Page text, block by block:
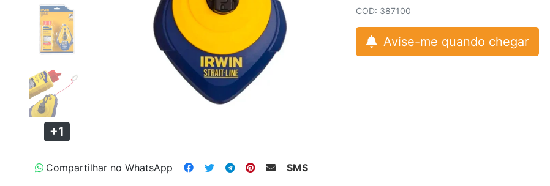
+1
Compartilhar no WhatsApp SMS
COD: 387100
Avise-me quando chegar